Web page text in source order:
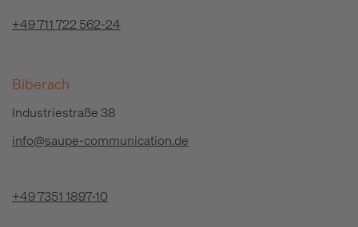
+49 711 722 562-24
Biberach
Industriestraße 38
info@saupe-communication.de
+49 7351 1897-10